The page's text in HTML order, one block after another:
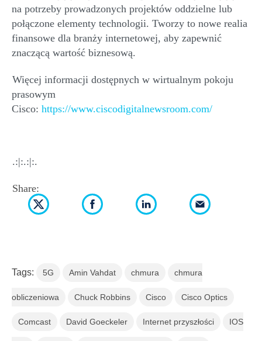
na potrzeby prowadzonych projektów oddzielne lub
połączone elementy technologii. Tworzy to nowe realia
finansowe dla branży internetowej, aby zapewnić
znaczącą wartość biznesową.
Więcej informacji dostępnych w wirtualnym pokoju
prasowym
Cisco: https://www.ciscodigitalnewsroom.com/
.:|:.:|:.
Share:
Tags: 5G Amin Vahdat chmura chmura
obliczeniowa Chuck Robbins Cisco Cisco Optics
Comcast David Goeckeler Internet przyszłości IOS